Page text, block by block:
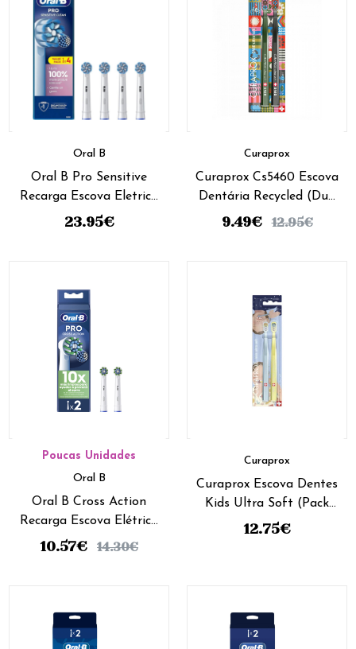
Oral B
Oral B Pro Sensitive
Recarga Escova Eletrica
(x4 recargas)
23.95€
Curaprox
Curaprox Cs5460 Escova
Dentária Recycled (Duo
Pack)
9.49€ 12.95€
Poucas Unidades
Oral B
Oral B Cross Action
Recarga Escova Elétrica
(X2 Unidades)
10.57€ 14.30€
Curaprox
Curaprox Escova Dentes
Kids Ultra Soft (Pack
Duplo)
12.75€